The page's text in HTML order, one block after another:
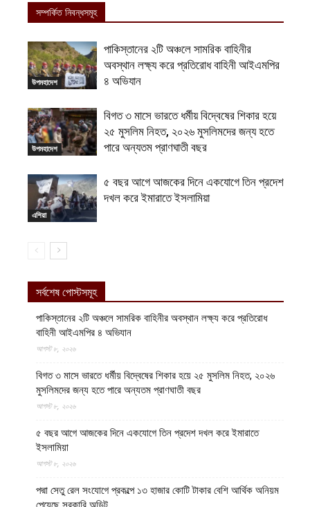
সম্পর্কিত নিবন্ধসমূহ
উপমহাদেশ
পাকিস্তানের ২টি অঞ্চলে সামরিক বাহিনীর
অবস্থান লক্ষ্য করে প্রতিরোধ বাহিনী আইএমপির
৪ অভিযান
উপমহাদেশ
বিগত ৩ মাসে ভারতে ধর্মীয় বিদ্বেষের শিকার হয়ে
২৫ মুসলিম নিহত, ২০২৬ মুসলিমদের জন্য হতে
পারে অন্যতম প্রাণঘাতী বছর
এশিয়া
৫ বছর আগে আজকের দিনে একযোগে তিন প্রদেশ
দখল করে ইমারাতে ইসলামিয়া
সর্বশেষ পোস্টসমূহ
পাকিস্তানের ২টি অঞ্চলে সামরিক বাহিনীর অবস্থান লক্ষ্য করে প্রতিরোধ
বাহিনী আইএমপির ৪ অভিযান
আগস্ট ৮, ২০২৬
বিগত ৩ মাসে ভারতে ধর্মীয় বিদ্বেষের শিকার হয়ে ২৫ মুসলিম নিহত, ২০২৬
মুসলিমদের জন্য হতে পারে অন্যতম প্রাণঘাতী বছর
আগস্ট ৮, ২০২৬
৫ বছর আগে আজকের দিনে একযোগে তিন প্রদেশ দখল করে ইমারাতে
ইসলামিয়া
আগস্ট ৮, ২০২৬
পদ্মা সেতু রেল সংযোগে প্রকল্পে ১৩ হাজার কোটি টাকার বেশি আর্থিক অনিয়ম